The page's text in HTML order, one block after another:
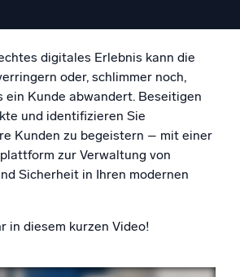
automatisieren und verteidigen
ML
maschinelles Lernen und generative KI
digitales Erlebnis kann die
oder, schlimmer noch,
ein Kunde abwandert. Beseitigen
und identifizieren Sie
Kunden zu begeistern – mit einer
zur Verwaltung von
Sicherheit in Ihren modernen
in diesem kurzen Video!